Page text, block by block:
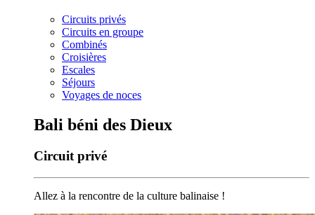
Circuits privés
Circuits en groupe
Combinés
Croisières
Escales
Séjours
Voyages de noces
Bali béni des Dieux
Circuit privé
Allez à la rencontre de la culture balinaise !